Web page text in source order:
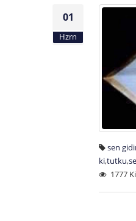
01
Hzrn
sen
ki,tutku,
1777